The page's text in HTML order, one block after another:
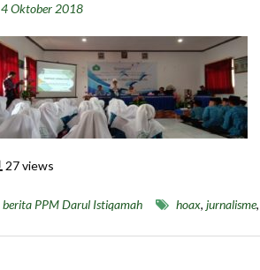
4 Oktober 2018
27 views
berita PPM Darul Istiqamah hoax, jurnalisme,